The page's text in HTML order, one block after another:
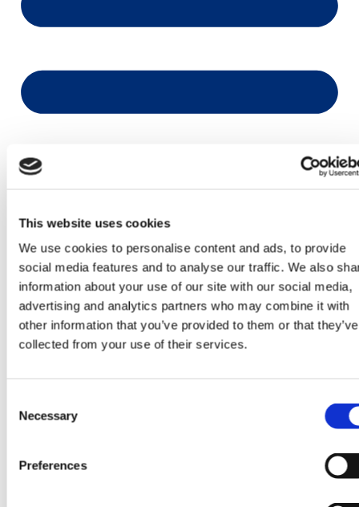
This website uses cookies
We use cookies to personalise content and ads, to provide
social media features and to analyse our traffic. We also
information about your use of our site with our social media,
advertising and analytics partners who may combine it with
other information that you’ve provided to them or that they’ve
collected from your use of their services.
Selection
Necessary
Preferences